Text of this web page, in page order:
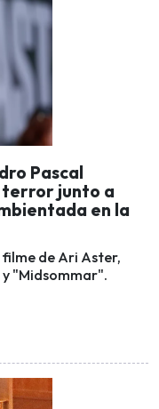
Pascal
junto a
en la
de Ari Aster,
"Midsommar".